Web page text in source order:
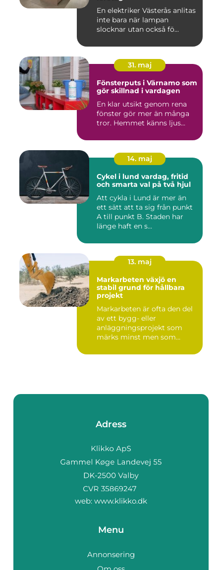
En elektriker Västerås anlitas
inte bara när lampan
slocknar utan också fö...
31. maj
Fönsterputs i Värnamo som
gör skillnad i vardagen
En klar utsikt genom rena
fönster gör mer än många
tror. Hemmet känns ljus...
14. maj
Cykel i lund vardag, fritid
och smarta val på två hjul
Att cykla i Lund är mer än
ett sätt att ta sig från punkt
A till punkt B. Staden har
länge haft en s...
13. maj
Markarbeten växjö en
stabil grund för hållbara
projekt
Markarbeten är ofta den del
av ett bygg- eller
anläggningsprojekt som
märks minst men som
Adress
web: www.klikko.dk
Menu
Annonsering